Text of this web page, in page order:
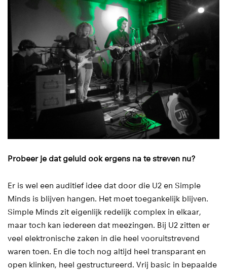
Probeer je dat geluid ook ergens na te streven nu?
Er is wel een auditief idee dat door die U2 en Simple
Minds is blijven hangen. Het moet toegankelijk blijven.
Simple Minds zit eigenlijk redelijk complex in elkaar,
maar toch kan iedereen dat meezingen. Bij U2 zitten er
veel elektronische zaken in die heel vooruitstrevend
waren toen. En die toch nog altijd heel transparant en
open klinken, heel gestructureerd. Vrij basic in bepaalde